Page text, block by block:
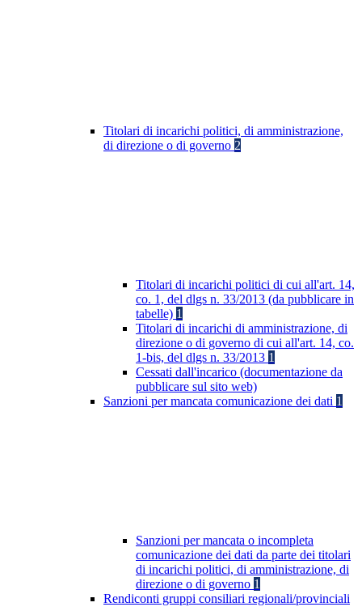
Titolari di incarichi politici, di amministrazione,
di direzione o di governo 2
Titolari di incarichi politici di cui all'art. 14,
co. 1, del dlgs n. 33/2013 (da pubblicare in
tabelle) 1
Titolari di incarichi di amministrazione, di
direzione o di governo di cui all'art. 14, co.
1-bis, del dlgs n. 33/2013 1
Cessati dall'incarico (documentazione da
pubblicare sul sito web)
Sanzioni per mancata comunicazione dei dati 1
Sanzioni per mancata o incompleta
comunicazione dei dati da parte dei titolari
di incarichi politici, di amministrazione, di
direzione o di governo 1
Rendiconti gruppi consiliari regionali/provinciali